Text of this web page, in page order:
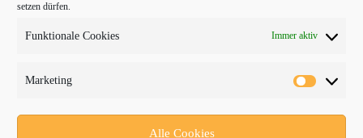
setzen dürfen.
Funktionale Cookies Immer aktiv
Marketing
Alle Cookies